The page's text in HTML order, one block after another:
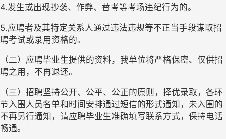
4.发生或出现抄袭、作弊、替考等考场违纪行为的。
5.应聘者及其特定关系人通过违法违规等不正当手段谋取招
聘考试或录用资格的。
（二）应聘毕业生提供的资料，我单位将严格保密、仅供招
聘之用，不再退还。
（三）招聘坚持公开、公平、公正的原则，择优录取，各环
节入围人员名单和时间安排通过短信的形式通知，未入围的
不再另行通知，请应聘毕业生准确填写联系方式，保持电话
畅通。